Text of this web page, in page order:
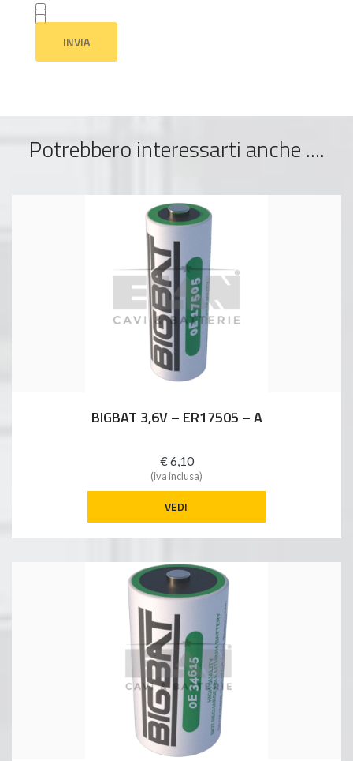
Potrebbero interessarti anche ....
BIGBAT 3,6V – ER17505 – A
€ 6,10
(iva inclusa)
VEDI